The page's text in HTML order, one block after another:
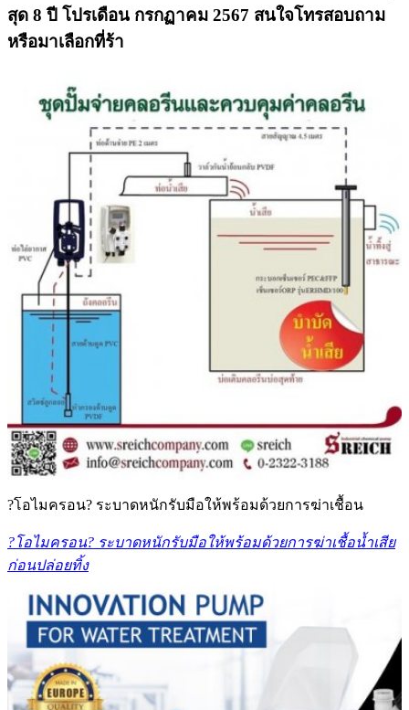
สุด 8 ปี โปรเดือน กรกฏาคม 2567 สนใจโทรสอบถาม
หรือมาเลือกที่ร้า
?โอไมครอน? ระบาดหนักรับมือให้พร้อมด้วยการฆ่าเชื้อน
?โอไมครอน? ระบาดหนักรับมือให้พร้อมด้วยการฆ่าเชื้อน้ำเสีย
ก่อนปล่อยทิ้ง